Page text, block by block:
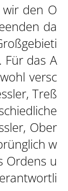
den O
da
Für das A
versc
Treß
Ober
w
Ordens u